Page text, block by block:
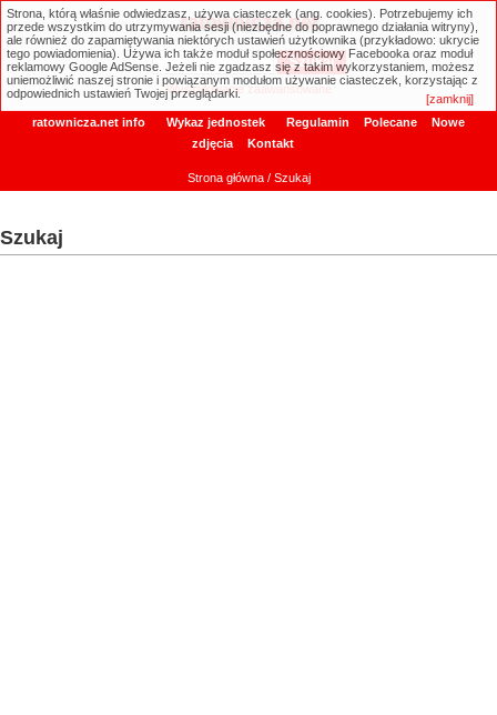
ratownicza.net
Wyszukiwanie zaawansowane
ratownicza.net info Wykaz jednostek Regulamin Polecane
Nowe
zdjęcia
Kontakt
Strona główna/ Szukaj
Szukaj
Strona, którą właśnie odwiedzasz, używa ciasteczek (ang. cookies). Potrzebujemy ich
przede wszystkim do utrzymywania sesji (niezbędne do poprawnego działania witryny),
ale również do zapamiętywania niektórych ustawień użytkownika (przykładowo: ukrycie
tego powiadomienia). Używa ich także moduł społecznościowy Facebooka oraz moduł
reklamowy Google AdSense. Jeżeli nie zgadzasz się z takim wykorzystaniem, możesz
uniemożliwić naszej stronie i powiązanym modułom używanie ciasteczek, korzystając z
odpowiednich ustawień Twojej przeglądarki.
[zamknij]